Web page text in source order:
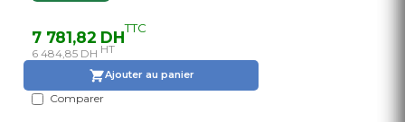
7 781,82 DHTTC
6 484,85 DH HT
Ajouter au panier
Comparer